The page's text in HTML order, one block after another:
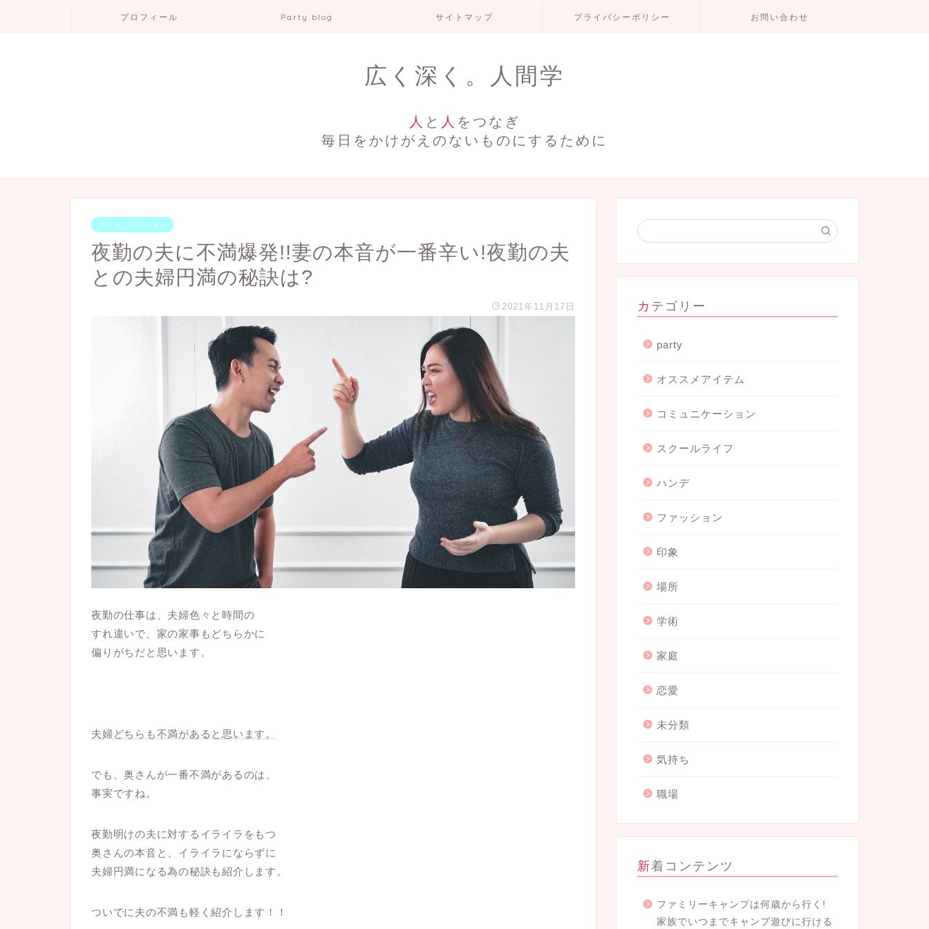
プロフィール Party blog サイトマップ プライバシーポリシー お問い合わせ
広く深く。人間学
人 と 人 をつなぎ
毎日をかけがえのないものにするために
コミュニケーション
夜勤の夫に不満爆発!!妻の本音が一番辛い!夜勤の夫
との夫婦円満の秘訣は?
2021年11月17日
夜勤の仕事は、夫婦色々と時間の
すれ違いで、家の家事もどちらかに
偏りがちだと思います。
夫婦どちらも不満があると思います。
でも、奥さんが一番不満があるのは、
事実ですね。
夜勤明けの夫に対するイライラをもつ
奥さんの本音と、イライラにならずに
夫婦円満になる為の秘訣も紹介します。
ついでに夫の不満も軽く紹介します！！
カテゴリー
party
オススメアイテム
コミュニケーション
スクールライフ
ハンデ
ファッション
印象
場所
学術
家庭
恋愛
未分類
気持ち
職場
新着コンテンツ
ファミリーキャンプは何歳から行く!
家族でいつまでキャンプ遊びに行ける